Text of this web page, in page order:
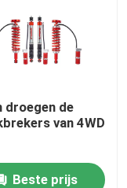
droegen de
van 4WD
Beste prijs